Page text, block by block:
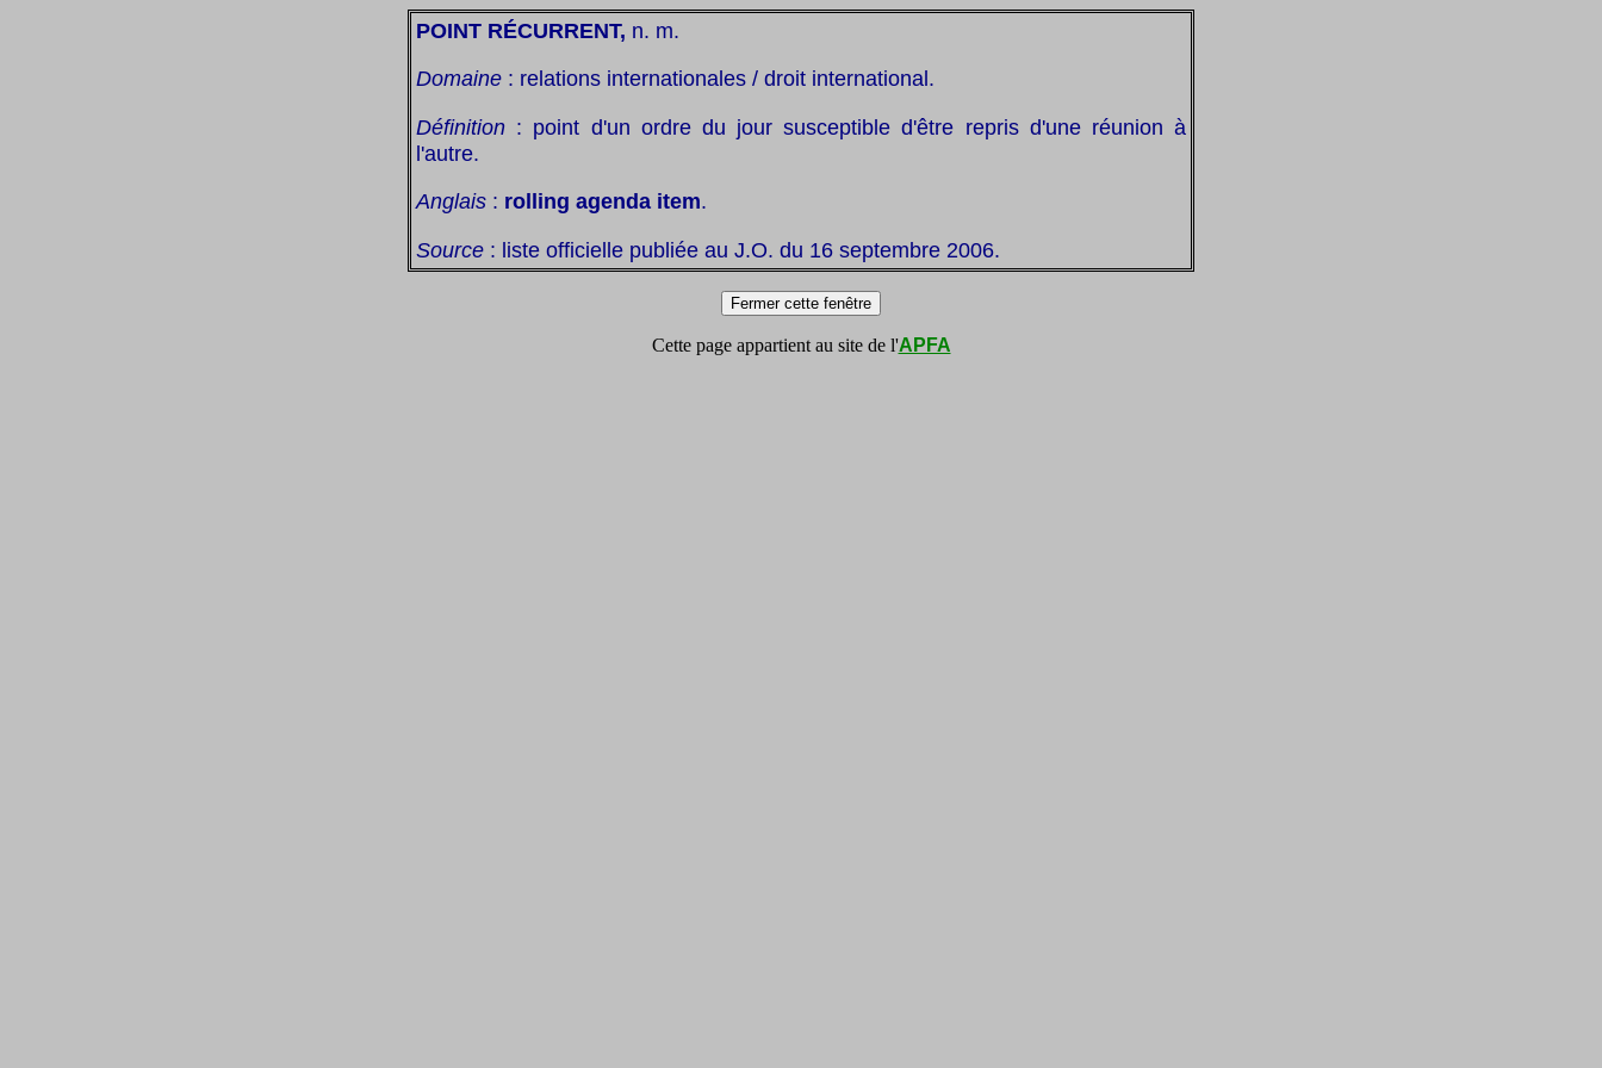
POINT RÉCURRENT, n. m.
Domaine : relations internationales / droit international.
Définition : point d'un ordre du jour susceptible d'être repris d'une réunion à
l'autre.
Anglais : rolling agenda item.
Source : liste officielle publiée au J.O. du 16 septembre 2006.
Cette page appartient au site de l'APFA